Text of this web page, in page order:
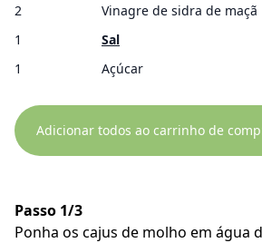
2
Vinagre de sidra de maçã
1
Sal
1
Açúcar
Adicionar todos ao carrinho de
Passo 1/3
Ponha os cajus de molho em água